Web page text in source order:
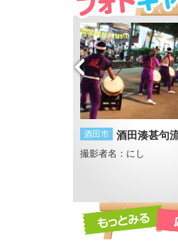
酒田市 酒田湊甚句
撮影者名：にし